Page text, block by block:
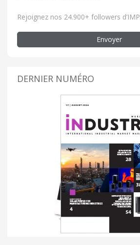
Rejoignez nos 24.900+ followers d’IMP
Envoyer
DERNIER NUMÉRO